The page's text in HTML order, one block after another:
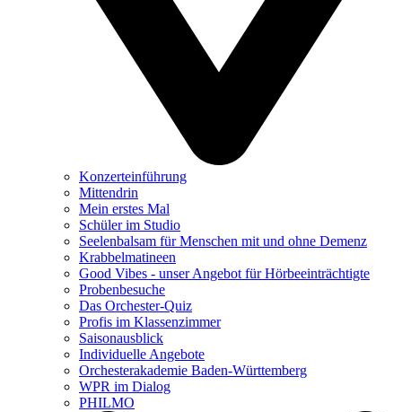
Konzerteinführung
Mittendrin
Mein erstes Mal
Schüler im Studio
Seelenbalsam für Menschen mit und ohne Demenz
Krabbelmatineen
Good Vibes - unser Angebot für Hörbeeinträchtigte
Probenbesuche
Das Orchester-Quiz
Profis im Klassenzimmer
Saisonausblick
Individuelle Angebote
Orchesterakademie Baden-Württemberg
WPR im Dialog
PHILMO